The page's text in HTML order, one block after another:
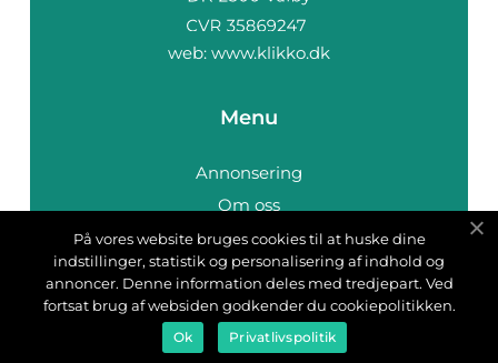
web: www.klikko.dk
Menu
Annonsering
Om oss
Cookies
Kontakta oss
Sitemap
På vores website bruges cookies til at huske dine
indstillinger, statistik og personalisering af indhold og
annoncer. Denne information deles med tredjepart. Ved
fortsat brug af websiden godkender du cookiepolitikken.
Ok Privatlivspolitik